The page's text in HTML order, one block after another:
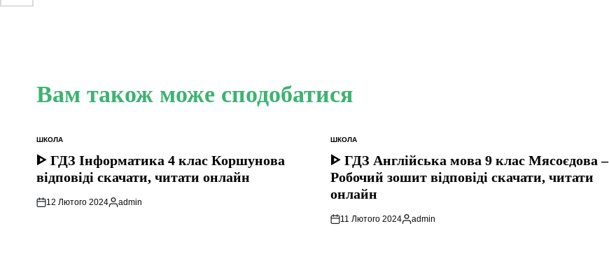
Вам також може сподобатися
ОПУБЛІКУВАТИ
У
ШКОЛА
ᐈ ГДЗ Інформатика 4 клас Коршунова
відповіді скачати, читати онлайн
12 Лютого 2024
Опубліковано
admin
ОПУБЛІКУВАТИ
У
ШКОЛА
ᐈ ГДЗ Англійська мова 9 клас Мясоєдова –
Робочий зошит відповіді скачати, читати
онлайн
11 Лютого 2024
Опубліковано
admin